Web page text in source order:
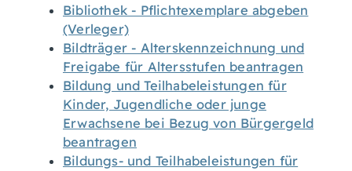
Bibliothek - Pflichtexemplare abgeben
(Verleger)
Bildträger - Alterskennzeichnung und
Freigabe für Altersstufen beantragen
Bildung und Teilhabeleistungen für
Kinder, Jugendliche oder junge
Erwachsene bei Bezug von Bürgergeld
beantragen
Bildungs- und Teilhabeleistungen für